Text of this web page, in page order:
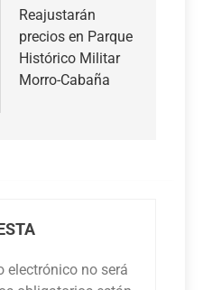
Reajustarán
precios en Parque
Histórico Militar
Morro-Cabaña
electrónico no será